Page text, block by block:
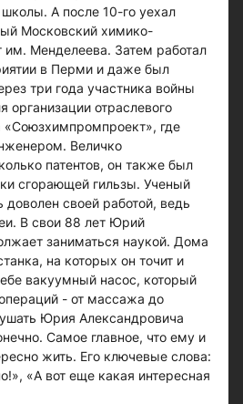
А после 10-го уехал
Московский химико-
им. Менделеева. Затем работал
в Перми и даже был
три года участника войны
организации отраслевого
«Союзхимпромпроект», где
Величко
патентов, он также был
сгорающей гильзы. Ученый
доволен своей работой, ведь
В свои 88 лет Юрий
заниматься наукой. Дома
на которых он точит и
вакуумный насос, который
- от массажа до
Юрия Александровича
Самое главное, что ему и
жить. Его ключевые слова:
«А вот еще какая интересная